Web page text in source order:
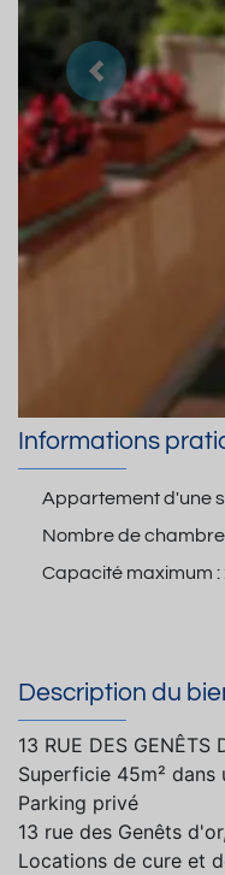
Précedent
Informations
Appartement d'une
Nombre de
Capacité maximum :
Description du
13 RUE DES GENÊTS
Superficie 45m² dans
Parking privé
13 rue des Genêts
Locations de cure et